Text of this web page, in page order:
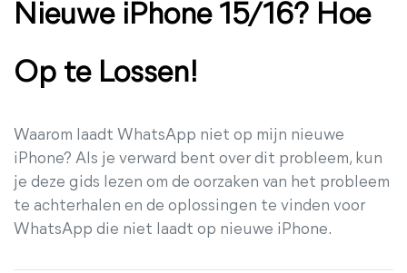
Nieuwe iPhone 15/16? Hoe
Op te Lossen!
Waarom laadt WhatsApp niet op mijn nieuwe
iPhone? Als je verward bent over dit probleem, kun
je deze gids lezen om de oorzaken van het probleem
te achterhalen en de oplossingen te vinden voor
WhatsApp die niet laadt op nieuwe iPhone.